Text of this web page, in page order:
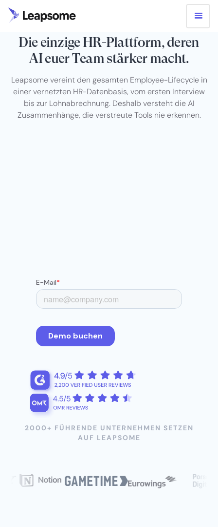
HRIS + RECRUITING + TALENT + AI
Die einzige HR-Plattform, deren
AI euer Team stärker macht.
Leapsome vereint den gesamten Employee-Lifecycle in
einer vernetzten HR-Datenbasis, vom ersten Interview
bis zur Lohnabrechnung. Deshalb versteht die AI
Zusammenhänge, die verstreute Tools nie erkennen.
2000+ FÜHRENDE UNTERNEHMEN SETZEN
AUF LEAPSOME